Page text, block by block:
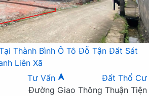
Thành Bình Ô Tô Đỗ Tận Đất Sát
Liên Xã
Tư Vấn
Đất Thổ Cư
Đường Giao Thông Thuận Tiện